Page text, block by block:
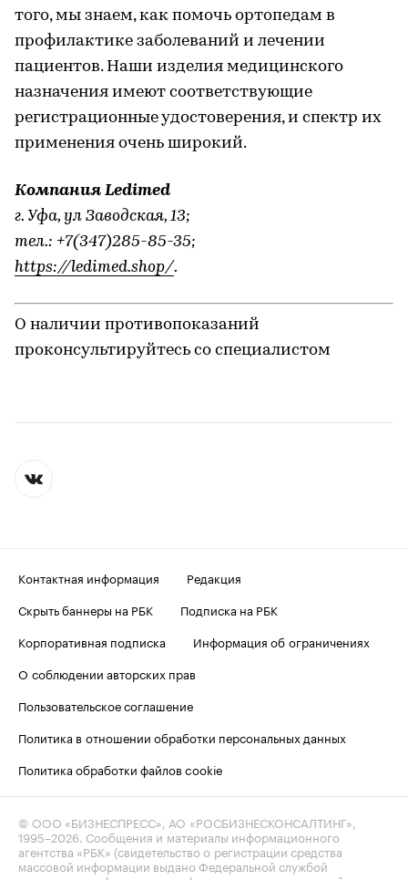
того, мы знаем, как помочь ортопедам в
профилактике заболеваний и лечении
пациентов. Наши изделия медицинского
назначения имеют соответствующие
регистрационные удостоверения, и спектр их
применения очень широкий.
Компания Ledimed
г. Уфа, ул Заводская, 13;
тел.: +7(347)285-85-35;
https://ledimed.shop/.
О наличии противопоказаний
проконсультируйтесь со специалистом
Контактная информация
Редакция
Скрыть баннеры на РБК
Подписка на РБК
Корпоративная подписка
Информация об ограничениях
О соблюдении авторских прав
Пользовательское соглашение
Политика в отношении обработки персональных данных
Политика обработки файлов cookie
© ООО «БИЗНЕСПРЕСС», АО «РОСБИЗНЕСКОНСАЛТИНГ»,
1995–2026 . Сообщения и материалы информационного
агентства «РБК» (свидетельство о регистрации средства
массовой информации выдано Федеральной службой